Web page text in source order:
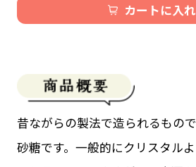
カートに入
昔ながらの製法で造られるもの
砂糖です。一般的にクリスタル